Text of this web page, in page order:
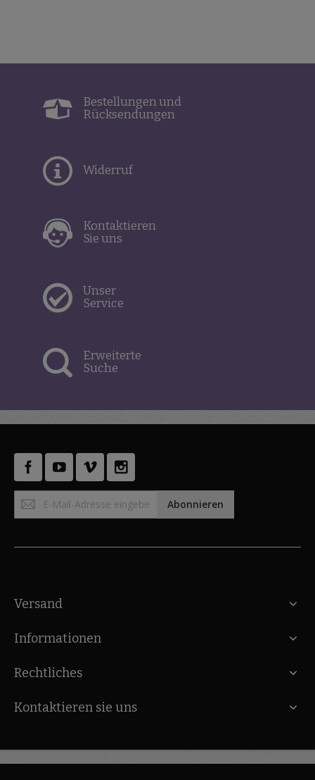
Bestellungen und
Rücksendungen
Widerruf
Kontaktieren
Sie uns
Unser
Service
Erweiterte
Suche
Anmeldung
zum
Abonnieren
Versand
Informationen
Rechtliches
Kontaktieren sie uns